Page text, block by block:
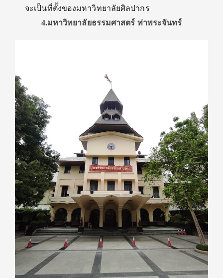
จะเป็นที่ตั้งของมหาวิทยาลัยศิลปากร
4.มหาวิทยาลัยธรรมศาสตร์ ท่าพระจันทร์